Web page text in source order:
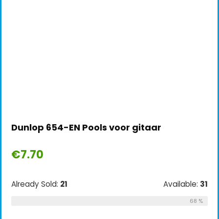
Dunlop 654-EN Pools voor gitaar
€7.70
Already Sold: 21 Available: 31
68 %